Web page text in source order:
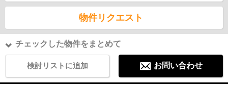
物件リクエスト
チェックした物件をまとめて
検討リストに追加 お問い合わせ